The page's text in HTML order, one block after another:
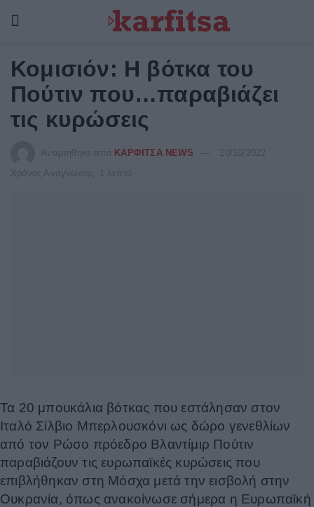
Κομισιόν: Η βότκα του
Πούτιν που…παραβιάζει
τις κυρώσεις
Αναρτήθηκε από ΚΑΡΦΙΤΣΑ NEWS
Χρόνος Ανάγνωσης: 1 λεπτό
Τα 20 μπουκάλια βότκας που εστάλησαν στον
Ιταλό Σίλβιο Μπερλουσκόνι ως δώρο γενεθλίων
από τον Ρώσο πρόεδρο Βλαντίμιρ Πούτιν
παραβιάζουν τις ευρωπαϊκές κυρώσεις που
επιβλήθηκαν στη Μόσχα μετά την εισβολή στην
Ουκρανία, όπως ανακοίνωσε σήμερα η Ευρωπαϊκή